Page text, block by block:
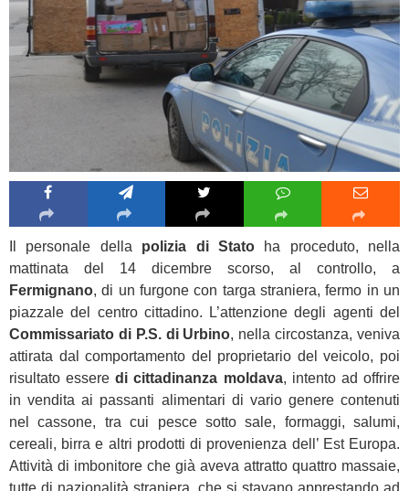
Il personale della polizia di Statoha proceduto, nella
mattinata del 14 dicembre scorso, al controllo, a
Fermignano, di un furgone con targa straniera, fermo in un
piazzale del centro cittadino. L’attenzione degli agenti del
Commissariato di P.S. di Urbino, nella circostanza, veniva
attirata dal comportamento del proprietario del veicolo, poi
risultato esseredi cittadinanza moldava, intento ad offrire
in vendita ai passanti alimentari di vario genere contenuti
nel cassone, tra cui pesce sotto sale, formaggi, salumi,
cereali, birra e altri prodotti di provenienza dell’ Est Europa.
Attività di imbonitore che già aveva attratto quattro massaie,
tutte di nazionalità straniera, che si stavano apprestando ad